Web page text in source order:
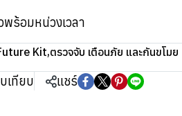
ร้อมหน่วงเวลา
Kit,ตรวจจับ เตือนภัย และกันขโมย
เทียบ แชร์